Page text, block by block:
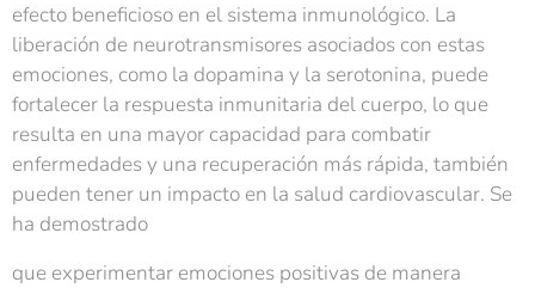
efecto beneficioso en el sistema inmunológico. La
liberación de neurotransmisores asociados con estas
emociones, como la dopamina y la serotonina, puede
fortalecer la respuesta inmunitaria del cuerpo, lo que
resulta en una mayor capacidad para combatir
enfermedades y una recuperación más rápida, también
pueden tener un impacto en la salud cardiovascular. Se
ha demostrado
que experimentar emociones positivas de manera